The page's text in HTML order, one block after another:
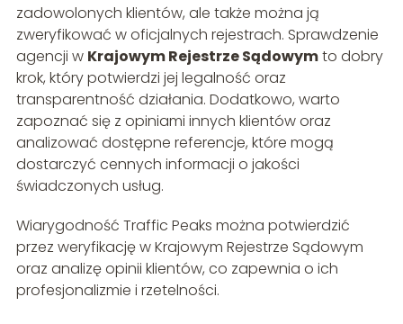
zadowolonych klientów, ale także można ją
zweryfikować w oficjalnych rejestrach. Sprawdzenie
agencji w Krajowym Rejestrze Sądowymto dobry
krok, który potwierdzi jej legalność oraz
transparentność działania. Dodatkowo, warto
zapoznać się z opiniami innych klientów oraz
analizować dostępne referencje, które mogą
dostarczyć cennych informacji o jakości
świadczonych usług.
Wiarygodność Traffic Peaks można potwierdzić
przez weryfikację w Krajowym Rejestrze Sądowym
oraz analizę opinii klientów, co zapewnia o ich
profesjonalizmie i rzetelności.